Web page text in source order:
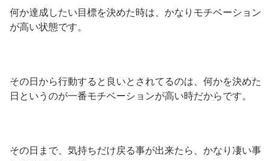
何か達成したい目標を決めた時は、かなりモチベーション
が高い状態です。
その日から行動すると良いとされてるのは、何かを決めた
日というのが一番モチベーションが高い時だからです。
その日まで、気持ちだけ戻る事が出来たら、かなり凄い事